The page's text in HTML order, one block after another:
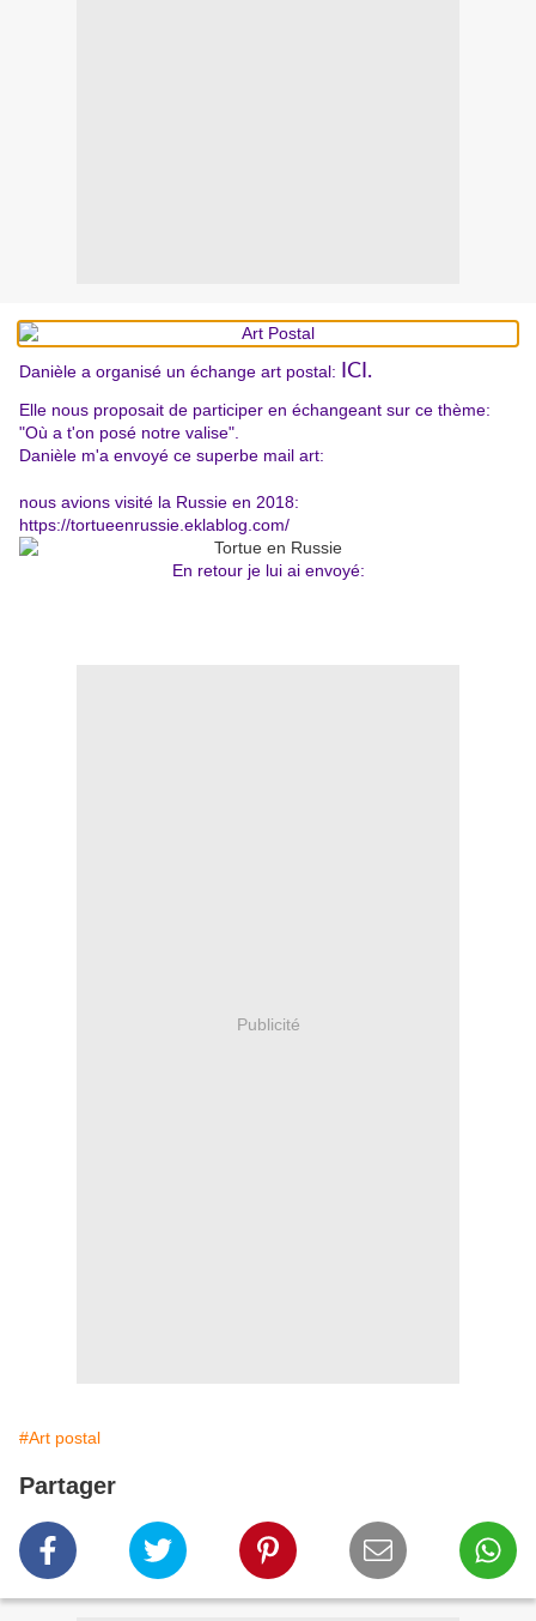
Danièle a organisé un échange art postal: ICI.
Elle nous proposait de participer en échangeant sur ce thème:
"Où a t'on posé notre valise".
Danièle m'a envoyé ce superbe mail art:
nous avions visité la Russie en 2018:
https://tortueenrussie.eklablog.com/
En retour je lui ai envoyé:
Publicité
#Art postal
Partager